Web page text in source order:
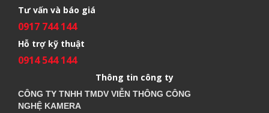
Tư vấn và báo giá
0917 744 144
Hỗ trợ kỹ thuật
0914 544 144
Thông tin công ty
CÔNG TY TNHH TMDV VIỄN THÔNG CÔNG
NGHỆ KAMERA